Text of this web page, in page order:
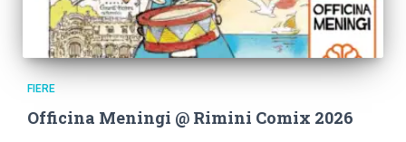
FIERE
Officina Meningi @ Rimini Comix 2026